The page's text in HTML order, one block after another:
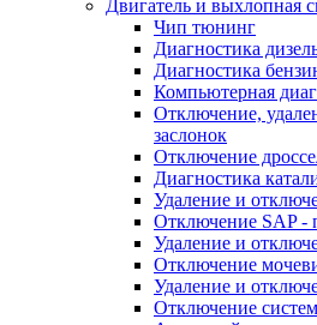
Двигатель и выхлопная
Чип тюнинг
Диагностика
Диагностика
Компьютерная
Отключение,
заслонок
Отключение
Диагностика
Удаление и
Отключение SAP -
Удаление и
Отключение
Удаление и
Отключение